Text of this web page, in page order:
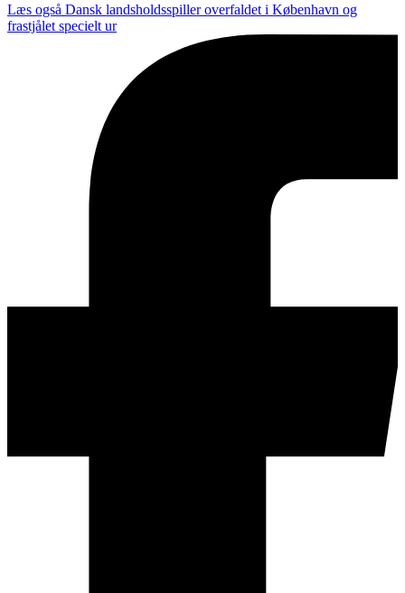
Læs også Dansk landsholdsspiller overfaldet i København og
frastjålet specielt ur